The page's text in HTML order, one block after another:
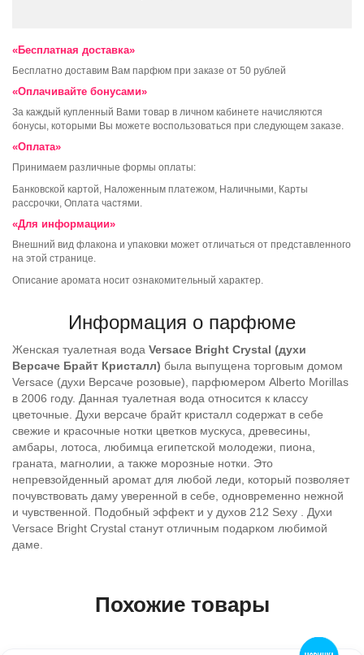
«Бесплатная доставка»
Бесплатно доставим Вам парфюм при заказе от 50 рублей
«Оплачивайте бонусами»
За каждый купленный Вами товар в личном кабинете начисляются
бонусы, которыми Вы можете воспользоваться при следующем заказе.
«Оплата»
Принимаем различные формы оплаты:
Банковской картой, Наложенным платежом, Наличными, Карты
рассрочки, Оплата частями.
«Для информации»
Внешний вид флакона и упаковки может отличаться от представленного
на этой странице.
Описание аромата носит ознакомительный характер.
Информация о парфюме
Женская туалетная вода Versace Bright Crystal (духи
Версаче Брайт Кристалл) была выпущена торговым домом
Versace (духи Версаче розовые), парфюмером Alberto Morillas
в 2006 году. Данная туалетная вода относится к классу
цветочные. Духи версаче брайт кристалл содержат в себе
свежие и красочные нотки цветков мускуса, древесины,
амбары, лотоса, любимца египетской молодежи, пиона,
граната, магнолии, а также морозные нотки. Это
непревзойденный аромат для любой леди, который позволяет
почувствовать даму уверенной в себе, одновременно нежной
и чувственной. Подобный эффект и у духов 212 Sexy . Духи
Versace Bright Crystal станут отличным подарком любимой
даме.
Похожие товары